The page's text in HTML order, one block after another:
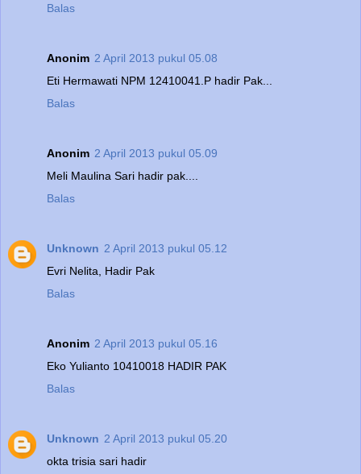
Balas
Anonim 2 April 2013 pukul 05.08
Eti Hermawati NPM 12410041.P hadir Pak...
Balas
Anonim 2 April 2013 pukul 05.09
Meli Maulina Sari hadir pak....
Balas
Unknown 2 April 2013 pukul 05.12
Evri Nelita, Hadir Pak
Balas
Anonim 2 April 2013 pukul 05.16
Eko Yulianto 10410018 HADIR PAK
Balas
Unknown 2 April 2013 pukul 05.20
okta trisia sari hadir